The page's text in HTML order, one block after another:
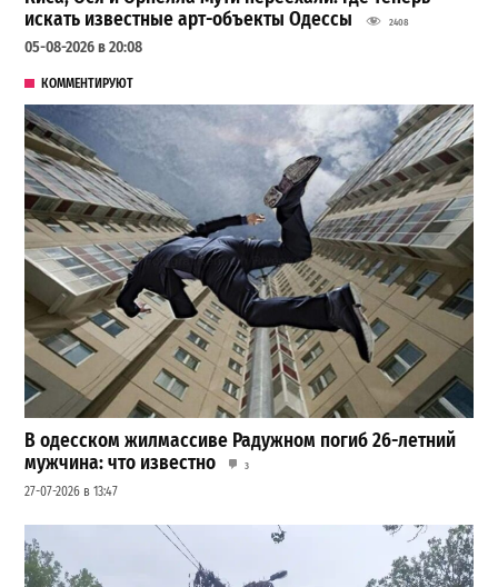
искать известные арт-объекты Одессы
2408
05-08-2026 в 20:08
КОММЕНТИРУЮТ
В одесском жилмассиве Радужном погиб 26-летний
мужчина: что известно
3
27-07-2026 в 13:47